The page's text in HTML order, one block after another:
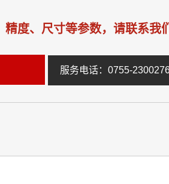
度、尺寸等参数，请联系我们
服务电话：0755-